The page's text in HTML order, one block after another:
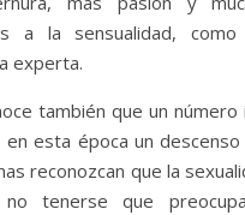
a la sensualidad,
experta.
también que un
esta época un
reconozcan que la
tenerse que